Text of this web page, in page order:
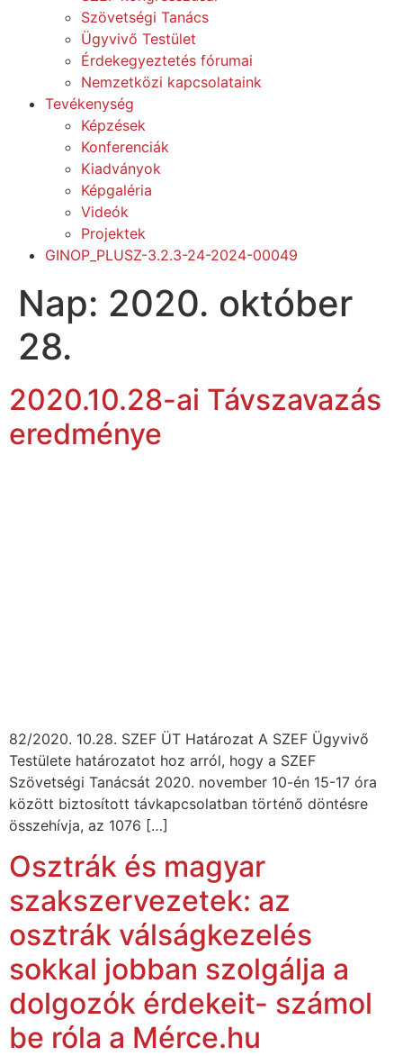
Szövetségi Tanács
Ügyvivő Testület
Érdekegyeztetés fórumai
Nemzetközi kapcsolataink
Tevékenység
Képzések
Konferenciák
Kiadványok
Képgaléria
Videók
Projektek
GINOP_PLUSZ-3.2.3-24-2024-00049
Nap: 2020. október
28.
2020.10.28-ai Távszavazás
eredménye
82/2020. 10.28. SZEF ÜT Határozat A SZEF Ügyvivő
Testülete határozatot hoz arról, hogy a SZEF
Szövetségi Tanácsát 2020. november 10-én 15-17 óra
között biztosított távkapcsolatban történő döntésre
összehívja, az 1076 […]
Osztrák és magyar
szakszervezetek: az
osztrák válságkezelés
sokkal jobban szolgálja a
dolgozók érdekeit- számol
be róla a Mérce.hu